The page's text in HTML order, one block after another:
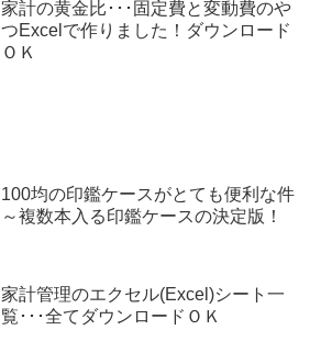
家計の黄金比･･･固定費と変動費のや
つExcelで作りました！ダウンロード
ＯＫ
100均の印鑑ケースがとても便利な件
～複数本入る印鑑ケースの決定版！
家計管理のエクセル(Excel)シート一
覧･･･全てダウンロードＯＫ